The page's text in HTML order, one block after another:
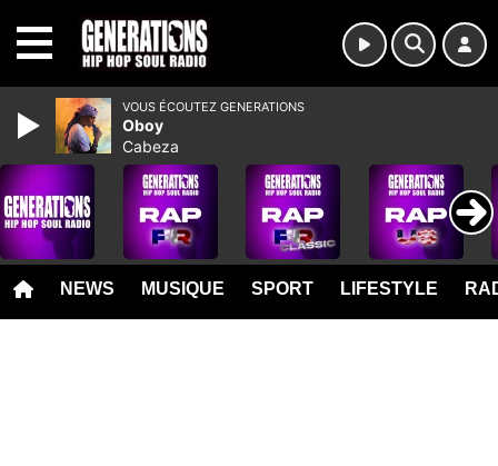
NEWS MUSIQUE SPORT LIFESTYLE
VOUS ÉCOUTEZ GENERATIONS
Oboy
Cabeza